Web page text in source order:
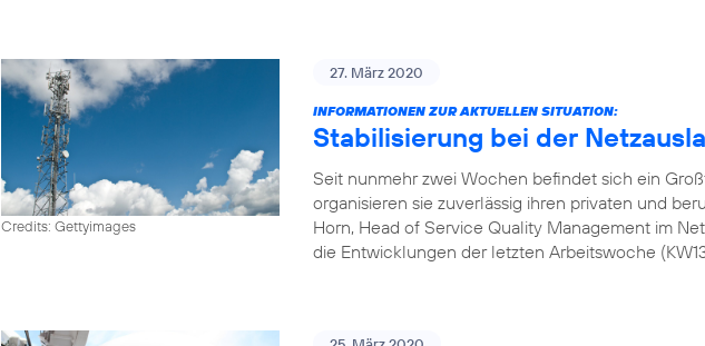
Credits: Gettyimages
27. März 2020
INFORMATIONEN ZUR AKTUELLEN SITUATION:
Stabilisierung bei der
Seit nunmehr zwei Wochen befindet sich ein
organisieren sie zuverlässig ihren privaten und
Horn, Head of Service Quality Management im
die Entwicklungen der letzten Arbeitswoche